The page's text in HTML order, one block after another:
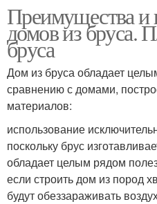
Преимущества и
домов из бруса.
бруса
Дом из бруса обладает
сравнению с домами,
материалов:
использование
поскольку брус
обладает целым рядом
если строить дом из пород
будут обеззараживать